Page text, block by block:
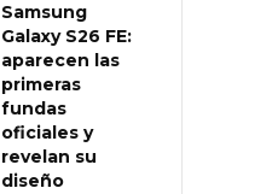
Samsung
Galaxy S26 FE:
aparecen las
primeras
fundas
oficiales y
revelan su
diseño